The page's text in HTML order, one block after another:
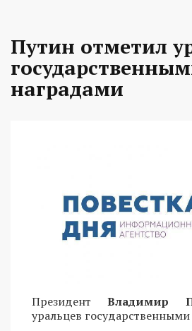
Путин отметил
наградами
ПрезидентВладимир
уральцев